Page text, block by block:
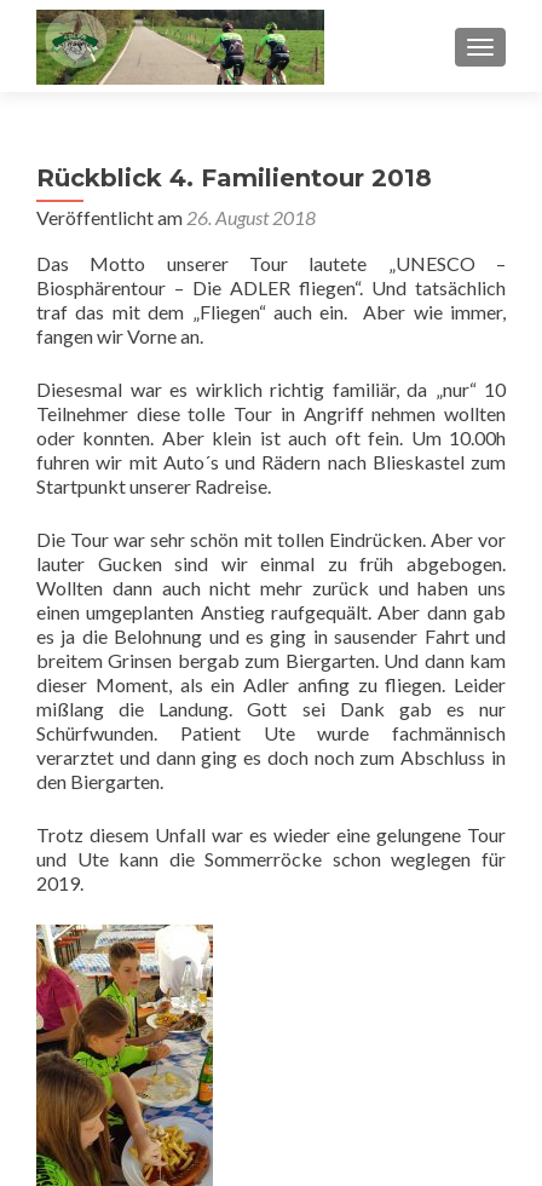
Rückblick 4. Familientour 2018
Veröffentlicht am 26. August 2018
Das Motto unserer Tour lautete „UNESCO –
Biosphärentour – Die ADLER fliegen“. Und tatsächlich
traf das mit dem „Fliegen“ auch ein. Aber wie immer,
fangen wir Vorne an.
Diesesmal war es wirklich richtig familiär, da „nur“ 10
Teilnehmer diese tolle Tour in Angriff nehmen wollten
oder konnten. Aber klein ist auch oft fein. Um 10.00h
fuhren wir mit Auto´s und Rädern nach Blieskastel zum
Startpunkt unserer Radreise.
Die Tour war sehr schön mit tollen Eindrücken. Aber vor
lauter Gucken sind wir einmal zu früh abgebogen.
Wollten dann auch nicht mehr zurück und haben uns
einen umgeplanten Anstieg raufgequält. Aber dann gab
es ja die Belohnung und es ging in sausender Fahrt und
breitem Grinsen bergab zum Biergarten. Und dann kam
dieser Moment, als ein Adler anfing zu fliegen. Leider
mißlang die Landung. Gott sei Dank gab es nur
Schürfwunden. Patient Ute wurde fachmännisch
verarztet und dann ging es doch noch zum Abschluss in
den Biergarten.
Trotz diesem Unfall war es wieder eine gelungene Tour
und Ute kann die Sommerröcke schon weglegen für
2019.